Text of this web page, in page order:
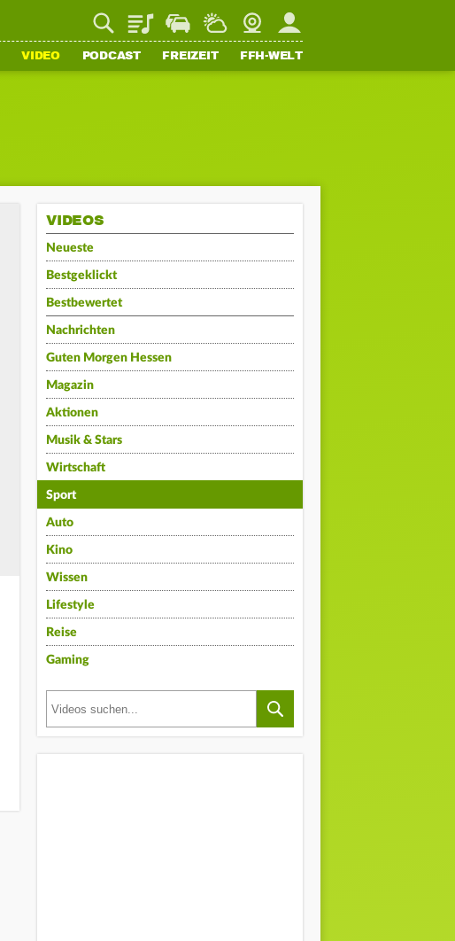
PlaylistStaupilotWetterWebcamMein FFH
VIDEO PODCAST FREIZEIT FFH-WELT
VIDEOS
Neueste
Bestgeklickt
Bestbewertet
Nachrichten
Guten Morgen Hessen
Magazin
Aktionen
Musik & Stars
Wirtschaft
Sport
Auto
Kino
Wissen
Lifestyle
Reise
Gaming